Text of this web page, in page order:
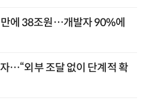
만에 38조원…개발자 90%에
…“외부 조달 없이 단계적 확